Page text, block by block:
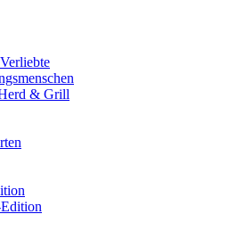
& Grill